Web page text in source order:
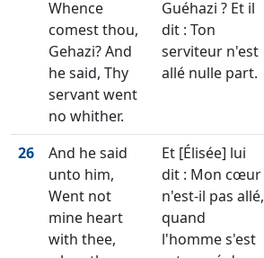
Whence
comest thou,
Gehazi? And
he said, Thy
servant went
no whither.
Guéhazi ? Et il
dit : Ton
serviteur n'est
allé nulle part.
26
And he said
unto him,
Went not
mine heart
with thee,
Et [Élisée] lui
dit : Mon cœur
n'est-il pas allé,
quand
l'homme s'est